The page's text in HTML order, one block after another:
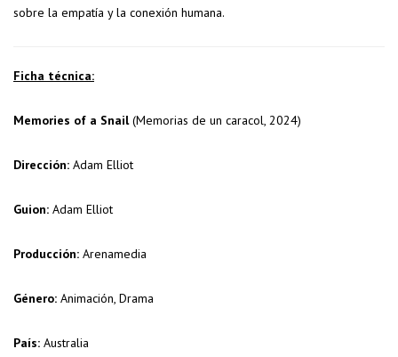
sobre la empatía y la conexión humana.
Ficha técnica:
Memories of a Snail(Memorias de un caracol, 2024)
Dirección: Adam Elliot
Guion: Adam Elliot
Producción: Arenamedia
Género: Animación, Drama
País: Australia